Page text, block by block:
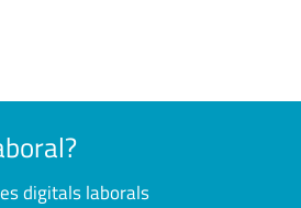
digitals laborals